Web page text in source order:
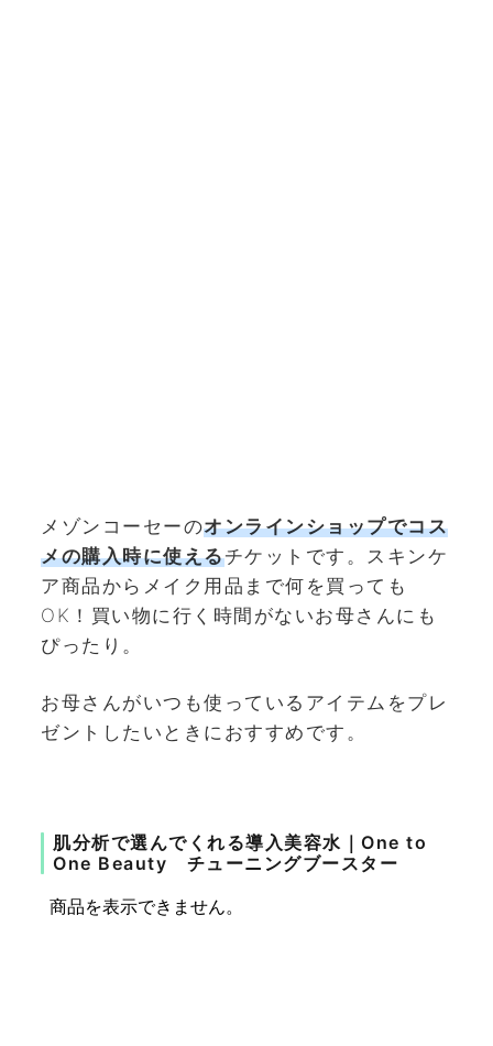
メゾンコーセーのオンラインショップでコス
メの購入時に使えるチケットです。スキンケ
ア商品からメイク用品まで何を買っても
OK！買い物に行く時間がないお母さんにも
ぴったり。
お母さんがいつも使っているアイテムをプレ
ゼントしたいときにおすすめです。
肌分析で選んでくれる導入美容水｜One to
One Beauty チューニングブースター